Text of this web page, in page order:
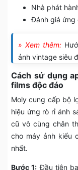
Nhà phát
Đánh giá ứng
» Xem thêm:
ảnh vintage siêu
Cách sử dụng
films độc đáo
Moly cung cấp bộ
hiệu ứng rò rỉ ánh
cũ vô cùng chân
cho máy ảnh kiểu
nhất.
Bước 1: Đầu tiên